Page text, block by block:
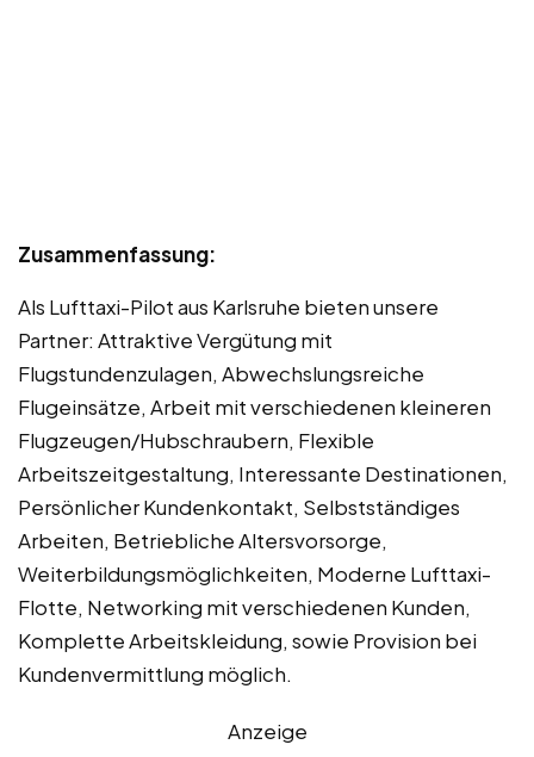
Zusammenfassung:
Als Lufttaxi-Pilot aus Karlsruhe bieten unsere
Partner: Attraktive Vergütung mit
Flugstundenzulagen, Abwechslungsreiche
Flugeinsätze, Arbeit mit verschiedenen kleineren
Flugzeugen/Hubschraubern, Flexible
Arbeitszeitgestaltung, Interessante Destinationen,
Persönlicher Kundenkontakt, Selbstständiges
Arbeiten, Betriebliche Altersvorsorge,
Weiterbildungsmöglichkeiten, Moderne Lufttaxi-
Flotte, Networking mit verschiedenen Kunden,
Komplette Arbeitskleidung, sowie Provision bei
Kundenvermittlung möglich.
Anzeige